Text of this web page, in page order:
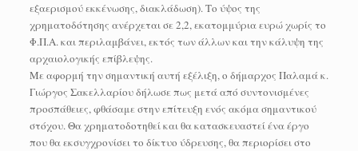
εξαερισμού εκκένωσης, διακλάδωση). Το ύψος της
χρηματοδότησης ανέρχεται σε 2,2, εκατομμύρια ευρώ χωρίς το
Φ.Π.Α. και περιλαμβάνει, εκτός των άλλων και την κάλυψη της
αρχαιολογικής επίβλεψης.
Με αφορμή την σημαντική αυτή εξέλιξη, ο δήμαρχος Παλαμά κ.
Γιώργος Σακελλαρίου δήλωσε πως μετά από συντονισμένες
προσπάθειες, φθάσαμε στην επίτευξη ενός ακόμα σημαντικού
στόχου. Θα χρηματοδοτηθεί και θα κατασκευαστεί ένα έργο
που θα εκσυγχρονίσει το δίκτυο ύδρευσης, θα περιορίσει στο